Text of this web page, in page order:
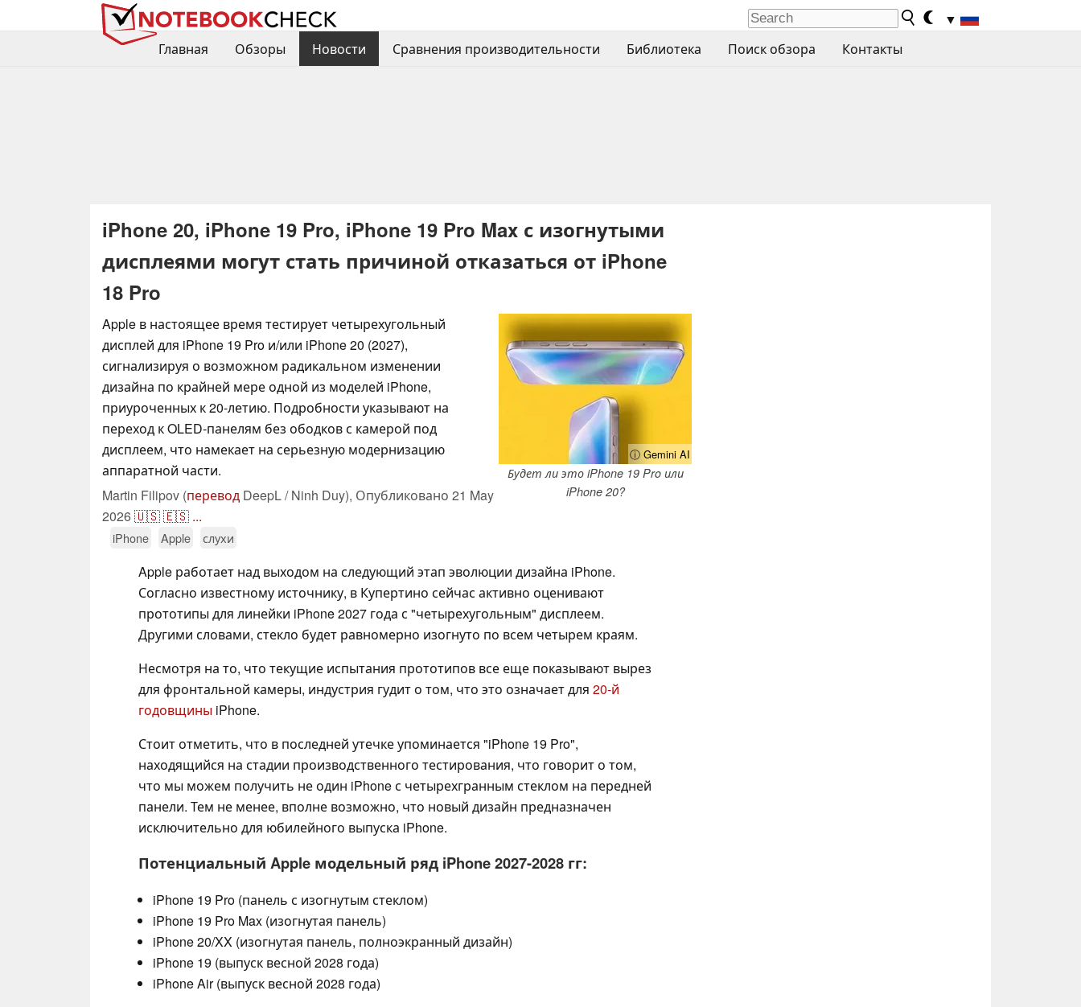
▼
Главная
Обзоры Новости Сравнения производительности Библиотека Поиск обзора Контакты
iPhone 20, iPhone 19 Pro, iPhone 19 Pro Max с изогнутыми
дисплеями могут стать причиной отказаться от iPhone
18 Pro
ⓘ Gemini AI
Будет ли это iPhone 19 Pro или
iPhone 20?
Apple в настоящее время тестирует четырехугольный
дисплей для iPhone 19 Pro и/или iPhone 20 (2027),
сигнализируя о возможном радикальном изменении
дизайна по крайней мере одной из моделей iPhone,
приуроченных к 20-летию. Подробности указывают на
переход к OLED-панелям без ободков с камерой под
дисплеем, что намекает на серьезную модернизацию
аппаратной части.
Martin Filipov (перевод DeepL / Ninh Duy), Опубликовано 21 May
2026🇺🇸🇪🇸 ...
iPhone Apple слухи
Apple работает над выходом на следующий этап эволюции дизайна iPhone.
Согласно известному источнику, в Купертино сейчас активно оценивают
прототипы для линейки iPhone 2027 года с "четырехугольным" дисплеем.
Другими словами, стекло будет равномерно изогнуто по всем четырем краям.
Несмотря на то, что текущие испытания прототипов все еще показывают вырез
для фронтальной камеры, индустрия гудит о том, что это означает для 20-й
годовщины iPhone.
Стоит отметить, что в последней утечке упоминается "iPhone 19 Pro",
находящийся на стадии производственного тестирования, что говорит о том,
что мы можем получить не один iPhone с четырехгранным стеклом на передней
панели. Тем не менее, вполне возможно, что новый дизайн предназначен
исключительно для юбилейного выпуска iPhone.
Потенциальный Apple модельный ряд iPhone 2027-2028 гг:
iPhone 19 Pro (панель с изогнутым стеклом)
iPhone 19 Pro Max (изогнутая панель)
iPhone 20/XX (изогнутая панель, полноэкранный дизайн)
iPhone 19 (выпуск весной 2028 года)
iPhone Air (выпуск весной 2028 года)